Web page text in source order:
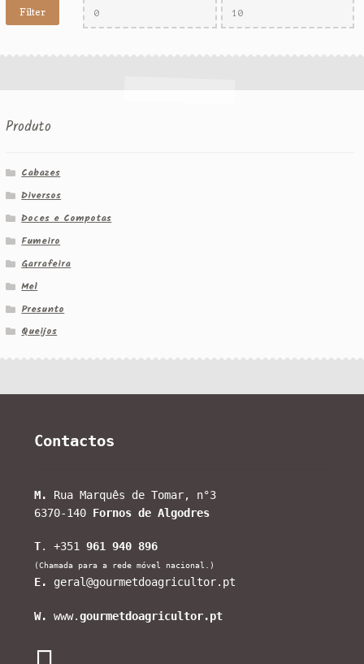
Filter
Produto
Cabazes
Diversos
Doces e Compotas
Fumeiro
Garrafeira
Mel
Presunto
Queijos
Contactos
M.
Rua Marquês de Tomar, n°3
6370-140 Fornos de Algodres
T. +351961 940 896
(Chamada para a rede móvel nacional.)
E. geral@gourmetdoagricultor.pt
W. www.gourmetdoagricultor.pt